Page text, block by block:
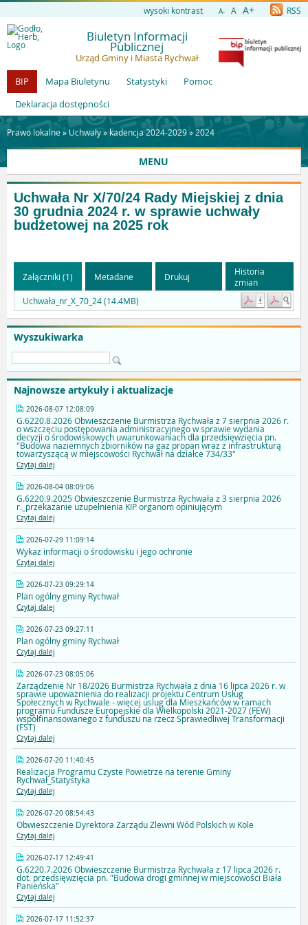
wysoki kontrast A- A A+ RSS
Biuletyn Informacji
Publicznej
Urząd Gminy i Miasta Rychwał
BIP
Mapa Biuletynu Statystyki
Pomoc
Deklaracja dostępności
Prawo lokalne » Uchwały» kadencja 2024-2029» 2024
MENU
Wyszukiwarka
Najnowsze artykuły i aktualizacje
2026-08-07 12:08:09
G.6220.8.2026 Obwieszczenie Burmistrza Rychwała z 7 sierpnia 2026 r.
o wszczęciu postępowania administracyjnego w sprawie wydania
decyzji o środowiskowych uwarunkowaniach dla przedsięwzięcia pn.
"Budowa naziemnych zbiorników na gaz propan wraz z infrastrukturą
towarzyszącą w miejscowości Rychwał na działce 734/33"
Czytaj dalej
2026-08-04 08:09:06
G.6220.9.2025 Obwieszczenie Burmistrza Rychwała z 3 sierpnia 2026
r._przekazanie uzupełnienia KIP organom opiniującym
Czytaj dalej
2026-07-29 11:09:14
Wykaz informacji o środowisku i jego ochronie
Czytaj dalej
2026-07-23 09:29:14
Plan ogólny gminy Rychwał
Czytaj dalej
2026-07-23 09:27:11
Plan ogólny gminy Rychwał
Czytaj dalej
2026-07-23 08:05:06
Zarządzenie Nr 18/2026 Burmistrza Rychwała z dnia 16 lipca 2026 r. w
sprawie upoważnienia do realizacji projektu Centrum Usług
Społecznych w Rychwale - więcej uslug dla Mieszkańców w ramach
programu Fundusze Europejskie dla Wielkopolski 2021-2027 (FEW)
współfinansowanego z funduszu na rzecz Sprawiedliwej Transformacji
(FST)
Czytaj dalej
2026-07-20 11:40:45
Realizacja Programu Czyste Powietrze na terenie Gminy
Rychwał_Statystyka
Czytaj dalej
2026-07-20 08:54:43
Obwieszczenie Dyrektora Zarządu Zlewni Wód Polskich w Kole
Czytaj dalej
2026-07-17 12:49:41
G.6220.7.2026 Obwieszczenie Burmistrza Rychwała z 17 lipca 2026 r.
dot. przedsięwzięcia pn. "Budowa drogi gminnej w miejscowości Biała
Panieńska"
Czytaj dalej
2026-07-17 11:52:37
Uchwała Nr X/70/24 Rady Miejskiej z dnia
30 grudnia 2024 r. w sprawie uchwały
budżetowej na 2025 rok
Załączniki (1) Metadane Drukuj
Historia
zmian
Uchwała_nr_X_70_24 (14.4MB)